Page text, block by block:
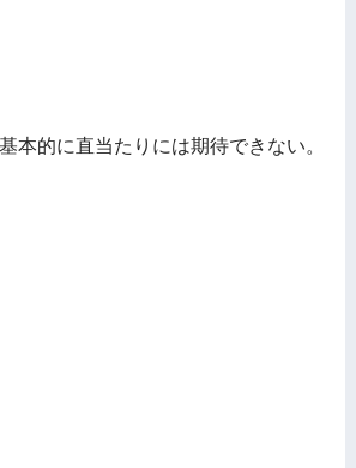
本的に直当たりには期待できない。